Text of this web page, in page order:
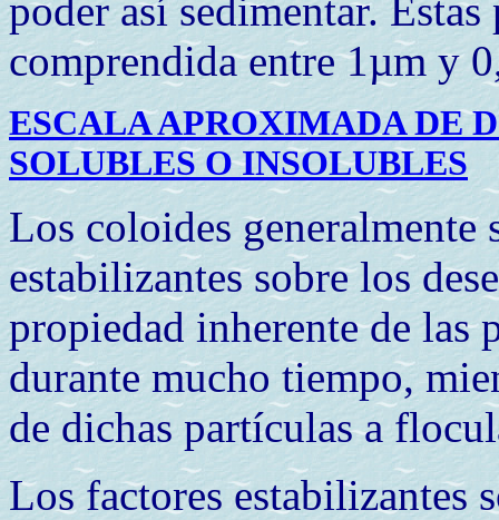
poder así sedimentar.
comprendida entre 1µm y
ESCALA APROXIMADA DE
SOLUBLES O INSOLUBLES
Los coloides generalmente
estabilizantes sobre los
propiedad inherente de las
durante mucho tiempo,
de dichas partículas a
Los factores estabilizantes